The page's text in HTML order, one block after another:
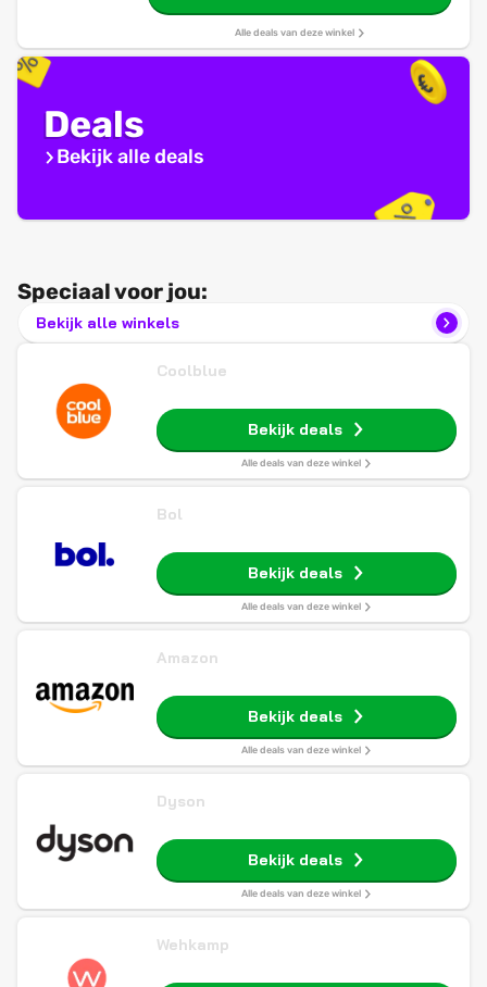
Alle deals van deze winkel
Deals
Bekijk alle deals
Speciaal voor jou:
Bekijk alle winkels
Coolblue
Bekijk deals
Alle deals van deze winkel
Bol
Bekijk deals
Alle deals van deze winkel
Amazon
Bekijk deals
Alle deals van deze winkel
Dyson
Bekijk deals
Alle deals van deze winkel
Wehkamp